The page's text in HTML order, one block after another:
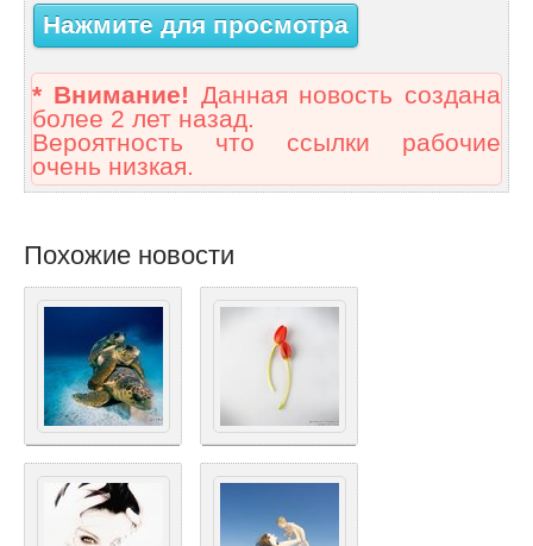
Нажмите для просмотра
* Внимание! Данная новость создана
более 2 лет назад.
Вероятность что ссылки рабочие
очень низкая.
Похожие новости